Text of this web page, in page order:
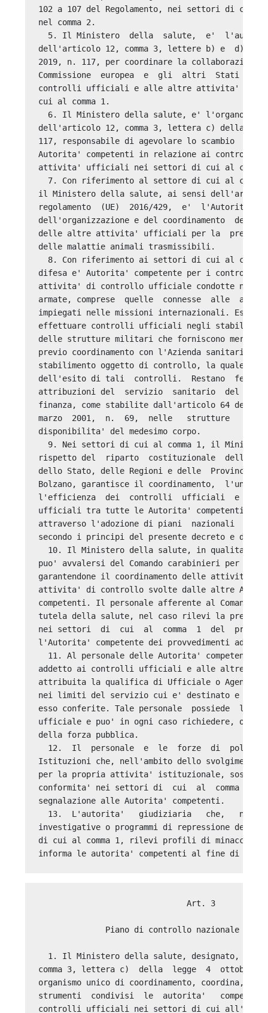
102 a 107 del Regolamento, nei settori di
nel comma 2.
5. Il Ministero  della  salute,  e'
dell'articolo 12, comma 3, lettere b) e  d)
2019, n. 117, per coordinare la
Commissione  europea  e  gli  altri  Stati
controlli ufficiali e alle altre attivita'
cui al comma 1.
6. Il Ministero della salute, e' l'organo di
dell'articolo 12, comma 3, lettera c) della
117, responsabile di agevolare lo scambio  di
Autorita' competenti in relazione ai
attivita' ufficiali nei settori di cui al
7. Con riferimento al settore di cui al comma
il Ministero della salute, ai sensi
regolamento  (UE)  2016/429,  e'  l'Autorita'
dell'organizzazione e del coordinamento
delle altre attivita' ufficiali per la
delle malattie animali trasmissibili.
8. Con riferimento ai settori di cui al comma
difesa e' Autorita' competente per i
attivita' di controllo ufficiale condotte nelle
armate, comprese  quelle  connesse  alle
impiegati nelle missioni internazionali. Esso
effettuare controlli ufficiali negli
delle strutture militari che forniscono merce
previo coordinamento con l'Azienda sanitaria
stabilimento oggetto di controllo, la quale
dell'esito di tali  controlli.  Restano  ferme
attribuzioni del  servizio  sanitario  del
finanza, come stabilite dall'articolo 64 del
marzo  2001,  n.  69,  nelle   strutture
disponibilita' del medesimo corpo.
9. Nei settori di cui al comma 1, il
rispetto del  riparto  costituzionale  delle
dello Stato, delle Regioni e delle  Province
Bolzano, garantisce il coordinamento,
l'efficienza  dei  controlli  ufficiali  e
ufficiali tra tutte le Autorita' competenti sul
attraverso l'adozione di piani  nazionali  di
secondo i principi del presente decreto e del
10. Il Ministero della salute, in qualita' di
puo' avvalersi del Comando carabinieri per
garantendone il coordinamento delle attivita'
attivita' di controllo svolte dalle altre
competenti. Il personale afferente al Comando
tutela della salute, nel caso rilevi la
nei settori  di  cui  al  comma  1  del
l'Autorita' competente dei provvedimenti
11. Al personale delle Autorita' competenti
addetto ai controlli ufficiali e alle altre
attribuita la qualifica di Ufficiale o Agente
nei limiti del servizio cui e' destinato e
esso conferite. Tale personale  possiede  la
ufficiale e puo' in ogni caso richiedere, ove
della forza pubblica.
12.  Il  personale  e  le  forze  di  polizia
Istituzioni che, nell'ambito dello svolgimento
per la propria attivita' istituzionale,
conformita' nei settori di  cui  al  comma  1,
segnalazione alle Autorita' competenti.
13.  L'autorita'   giudiziaria   che,
investigative o programmi di repressione
di cui al comma 1, rilevi profili di minaccia
                               Art. 3
Piano di controllo nazionale
1. Il Ministero della salute, designato, ai
comma 3, lettera c)  della  legge  4  ottobre
organismo unico di coordinamento, coordina,
strumenti  condivisi  le  autorita'
controlli ufficiali nei settori di cui